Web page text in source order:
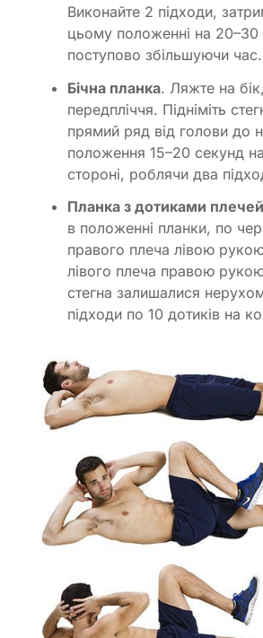
Виконайте 2 підходи,
цьому положенні на 20–30
поступово збільшуючи час.
Бічна планка. Ляжте на
передпліччя. Підніміть
прямий ряд від голови до
положення 15–20 секунд
стороні, роблячи два
Планка з дотиками плечей
в положенні планки, по
правого плеча лівою
лівого плеча правою
стегна залишалися
підходи по 10 дотиків на